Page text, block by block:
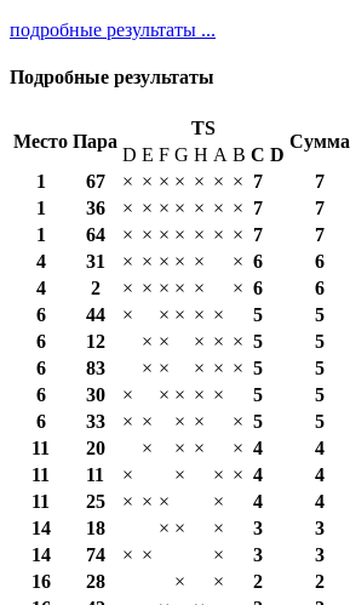
подробные результаты ...
Подробные результаты
Место Пара
TS
Сумма
D E F G H A B С D
1
67 × × × × × × × 7
7
1
36 × × × × × × × 7
7
1
64 × × × × × × × 7
7
4
31 × × × × × × 6
6
4
2 × × × × × × 6
6
6
44 × × × × × 5
5
6
12 × × × × × 5
5
6
83 × × × × × 5
5
6
30 × × × × × 5
5
6
33 × × × × × 5
5
11
20 × × × × 4
4
11
11 × × × × 4
4
11
25 × × × × 4
4
14
18 × × × 3
3
14
74 × × × 3
3
16
28 × × 2
2